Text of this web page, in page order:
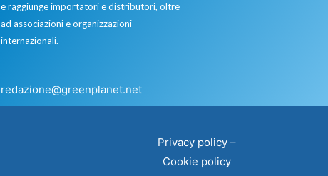
e raggiunge importatori e distributori, oltre
ad associazioni e organizzazioni
internazionali.
redazione@greenplanet.net
Privacy policy –
Cookie policy